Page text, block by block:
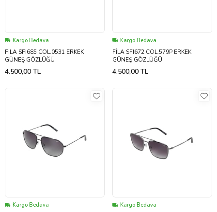
Kargo Bedava
FİLA SFI685 COL.0531 ERKEK
GÜNEŞ GÖZLÜĞÜ
4.500,00 TL
Kargo Bedava
FİLA SFI672 COL.579P ERKEK
GÜNEŞ GÖZLÜĞÜ
4.500,00 TL
Kargo Bedava Kargo Bedava